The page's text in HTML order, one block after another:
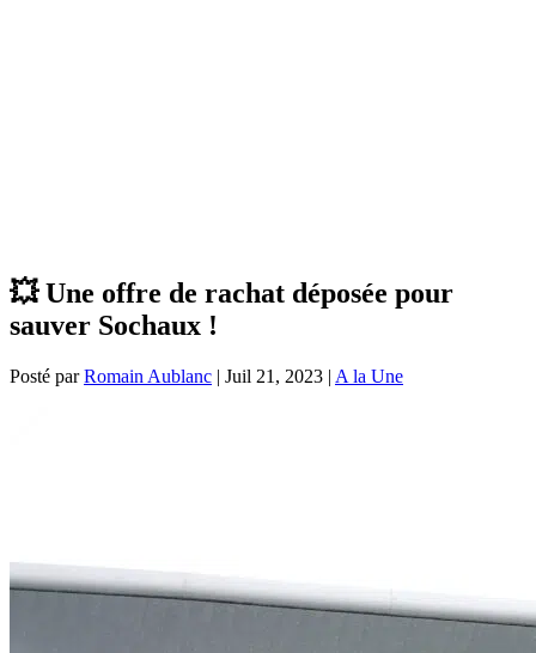
💥 Une offre de rachat déposée pour
sauver Sochaux !
Posté parRomain Aublanc | Juil 21, 2023 | A la Une